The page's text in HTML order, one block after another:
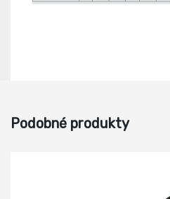
Podobné produkty